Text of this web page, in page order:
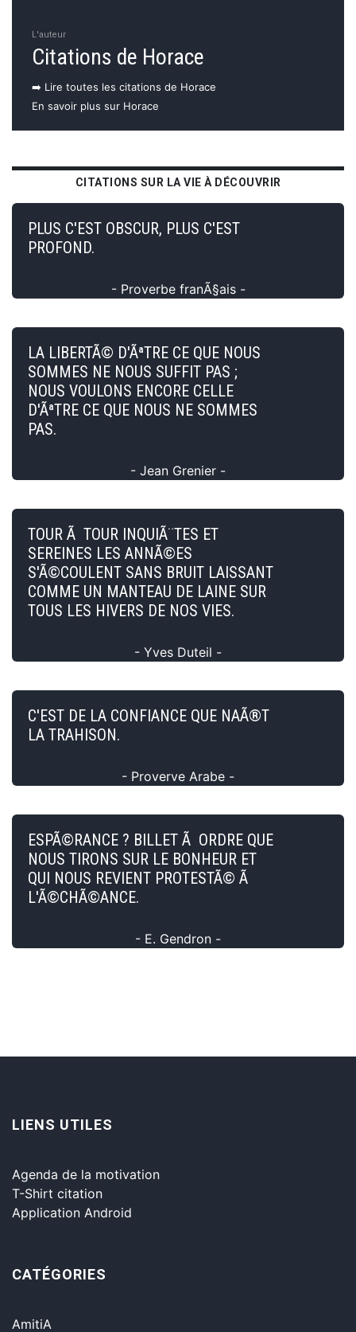
L'auteur
Citations de Horace
➡️ Lire toutes les citations de Horace
En savoir plus sur Horace
CITATIONS SUR LA VIE À DÉCOUVRIR
PLUS C'EST OBSCUR, PLUS C'EST
PROFOND.
- Proverbe franÃ§ais -
LA LIBERTÃ© D'ÃªTRE CE QUE NOUS
SOMMES NE NOUS SUFFIT PAS ;
NOUS VOULONS ENCORE CELLE
D'ÃªTRE CE QUE NOUS NE SOMMES
PAS.
- Jean Grenier -
TOUR Ã TOUR INQUIÃ¨TES ET
SEREINES LES ANNÃ©ES
S'Ã©COULENT SANS BRUIT LAISSANT
COMME UN MANTEAU DE LAINE SUR
TOUS LES HIVERS DE NOS VIES.
- Yves Duteil -
C'EST DE LA CONFIANCE QUE NAÃ®T
LA TRAHISON.
- Proverve Arabe -
ESPÃ©RANCE ? BILLET Ã ORDRE QUE
NOUS TIRONS SUR LE BONHEUR ET
QUI NOUS REVIENT PROTESTÃ© Ã
L'Ã©CHÃ©ANCE.
- E. Gendron -
LIENS UTILES
Agenda de la motivation
T-Shirt citation
Application Android
CATÉGORIES
AmitiA